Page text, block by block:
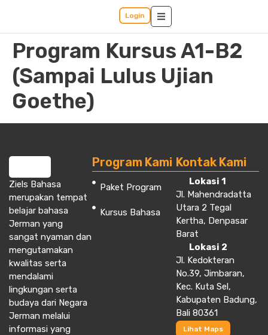
Login
Program Kursus A1-B2
(Sampai Lulus Ujian
Goethe)
Ziels Bahasa
merupakan tempat
belajar bahasa
Jerman yang
sangat nyaman dan
mengutamakan
kwalitas serta
mendalami
lingkungan serta
budaya dari Negara
Jerman melalui
informasi yang
Program Kami
Paket Program
Kursus Bahasa
Kontak Kami
Lokasi 1
Jl. Mahendradatta
Utara 2 Tegal
Kertha, Denpasar
Barat
Lokasi 2
Jl. Kedokteran
No.39, Jimbaran,
Kec. Kuta Sel,
Kabupaten Badung,
Bali 80361
Lihat Maps